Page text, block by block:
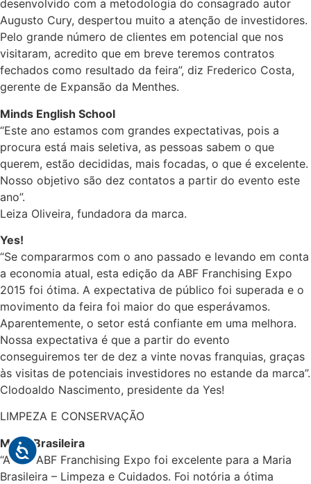
desenvolvido com a metodologia do consagrado autor
Augusto Cury, despertou muito a atenção de investidores.
Pelo grande número de clientes em potencial que nos
visitaram, acredito que em breve teremos contratos
fechados como resultado da feira”, diz Frederico Costa,
gerente de Expansão da Menthes.
Minds English School
“Este ano estamos com grandes expectativas, pois a
procura está mais seletiva, as pessoas sabem o que
querem, estão decididas, mais focadas, o que é excelente.
Nosso objetivo são dez contatos a partir do evento este
ano”.
Leiza Oliveira, fundadora da marca.
Yes!
“Se compararmos com o ano passado e levando em conta
a economia atual, esta edição da ABF Franchising Expo
2015 foi ótima. A expectativa de público foi superada e o
movimento da feira foi maior do que esperávamos.
Aparentemente, o setor está confiante em uma melhora.
Nossa expectativa é que a partir do evento
conseguiremos ter de dez a vinte novas franquias, graças
às visitas de potenciais investidores no estande da marca”.
Clodoaldo Nascimento, presidente da Yes!
LIMPEZA E CONSERVAÇÃO
Maria Brasileira
“A 24º ABF Franchising Expo foi excelente para a Maria
Brasileira – Limpeza e Cuidados. Foi notória a ótima